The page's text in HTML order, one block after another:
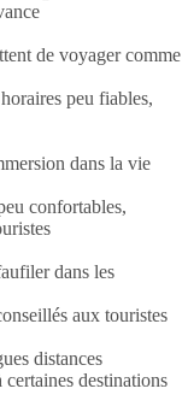
de voyager comme
peu fiables,
dans la vie
confortables,
dans les
aux touristes
distances
destinations